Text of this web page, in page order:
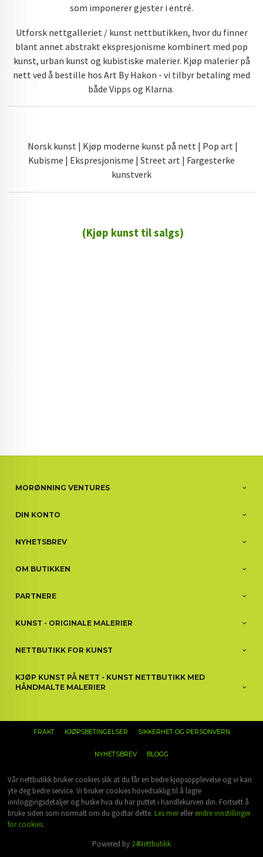
som imponerer gjester i entré.
Utforsk nettgalleriet / kunst nettbutikken, hvor du finner
blant annet abstrakt ekspresjonisme kombinert med pop
kunst, urban kunst og kubistiske malerier. Kjøp malerier på
nett ved å bestille hos Art By Hakon - vi tilbyr betaling med
både Vipps og Klarna.
Norsk kunst | Kjøp moderne kunst på nett | Pop art |
Kubisme | Ekspresjonisme | Street art | Fargesterke
kunstverk
(Kjøp kunst til salgs)
MORØNNING VENTURES
DIN KONTO
NYHETSBREV
OM BUTIKKEN
PARTNERE
KUNST - ORIGINALE MALERIER
NETTBUTIKK FOR KUNST
KJØP KUNST PÅ NETT - KUNST NETTBUTIKK MED
HÅNDMALTE MALERIER
FRAKT KJØPSBETINGELSER SIKKERHET OG PERSONVERN
NYHETSBREV BLOGG
Vår nettbutikk bruker cookies slik at du får en bedre kjøpsopplevelse og vi kan
yte deg bedre service. Vi bruker cookies hovedsaklig til å lagre
innloggingsdetaljer og huske hva du har puttet i handlekurven din. Fortsett å
bruke siden som normalt om du godtar dette. Les merellerendre innstillinger
for cookies.
Powered by 24Nettbutikk